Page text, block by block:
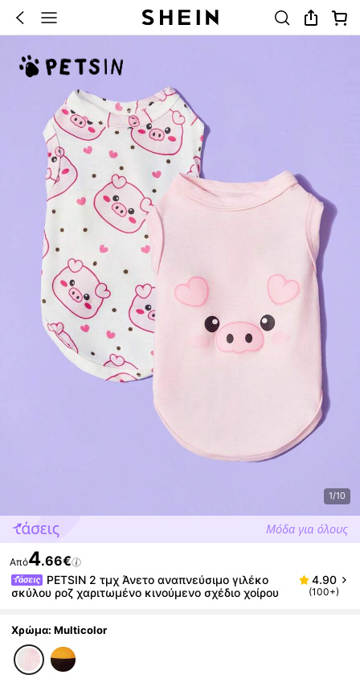
1/10
Από4.66€
PETSIN 2 τμχ Άνετο αναπνεύσιμο γιλέκο
σκύλου ροζ χαριτωμένο κινούμενο σχέδιο χοίρου
4.90
(100+)
Χρώμα: Multicolor